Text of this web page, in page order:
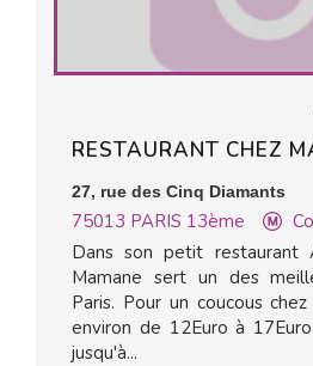
RESTAURANT CHEZ
27, rue des Cinq Diamants
75013 PARIS 13ème
Dans son petit restaurant
Mamane sert un des
Paris. Pour un coucous
environ de 12Euro à
jusqu'à...